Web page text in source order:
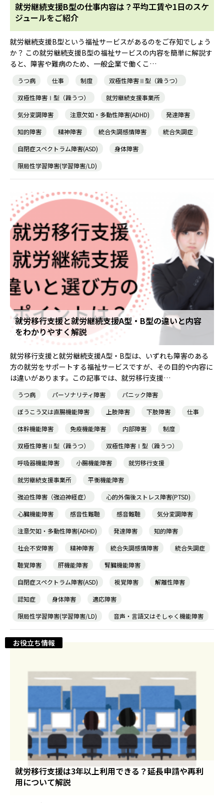
就労継続支援B型の仕事内容は？平均工賃や1日のスケ
ジュールをご紹介
就労継続支援B型という福祉サービスがあるのをご存知でしょう
か？ この就労継続支援B型の福祉サービスの内容を簡単に解説す
ると、障害や難病のため、一般企業で働くこ…
うつ病 仕事 制度
双極性障害Ⅱ型（躁うつ）
双極性障害Ⅰ型（躁うつ）
就労継続支援事業所
気分変調障害
注意欠如・多動性障害(ADHD)
発達障害
知的障害
精神障害 統合失調感情障害
統合失調症
自閉症スペクトラム障害(ASD)
身体障害
限局性学習障害(学習障害/LD)
就労移行支援と就労継続支援A型・B型の違いと内容
をわかりやすく解説
就労移行支援と就労継続支援A型・B型は、いずれも障害のある
方の就労をサポートする福祉サービスですが、その目的や内容に
は違いがあります。この記事では、就労移行支援…
うつ病 パーソナリティ障害
パニック障害
ぼうこう又は直腸機能障害
上肢障害 下肢障害
仕事
体幹機能障害
免疫機能障害 内部障害
制度
双極性障害Ⅱ型（躁うつ）
双極性障害Ⅰ型（躁うつ）
呼吸器機能障害
小腸機能障害
就労移行支援
就労継続支援事業所
平衡機能障害
強迫性障害（強迫神経症）
心的外傷後ストレス障害(PTSD)
心臓機能障害
感音性難聴 感音難聴
気分変調障害
注意欠如・多動性障害(ADHD)
発達障害
知的障害
社会不安障害
精神障害 統合失調感情障害
統合失調症
聴覚障害
肝機能障害
腎臓機能障害
自閉症スペクトラム障害(ASD)
視覚障害
解離性障害
認知症
身体障害
適応障害
限局性学習障害(学習障害/LD)
音声・言語又はそしゃく機能障害
お役立ち情報
就労移行支援は3年以上利用できる？延長申請や再利
用について解説
ご利用ガイド
法人向けページ
メニューを閉じる